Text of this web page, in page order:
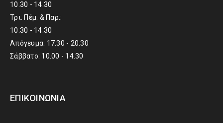
10.30 - 14.30
Τρι. Πέμ. & Παρ.:
10.30 - 14.30
Απόγευμα: 17.30 - 20.30
Σάββατο: 10.00 - 14.30
ΕΠΙΚΟΙΝΩΝΊΑ